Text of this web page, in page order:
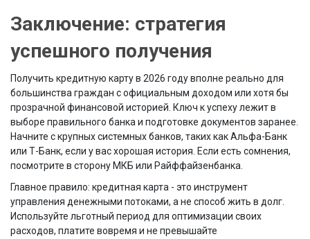
Заключение: стратегия
успешного получения
Получить кредитную карту в 2026 году вполне реально для
большинства граждан с официальным доходом или хотя бы
прозрачной финансовой историей. Ключ к успеху лежит в
выборе правильного банка и подготовке документов заранее.
Начните с крупных системных банков, таких как Альфа-Банк
или Т-Банк, если у вас хорошая история. Если есть сомнения,
посмотрите в сторону МКБ или Райффайзенбанка.
Главное правило: кредитная карта - это инструмент
управления денежными потоками, а не способ жить в долг.
Используйте льготный период для оптимизации своих
расходов, платите вовремя и не превышайте